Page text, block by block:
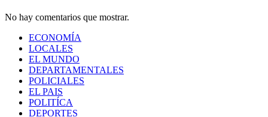
No hay comentarios que mostrar.
ECONOMÍA
LOCALES
EL MUNDO
DEPARTAMENTALES
POLICIALES
EL PAIS
POLITÍCA
DEPORTES